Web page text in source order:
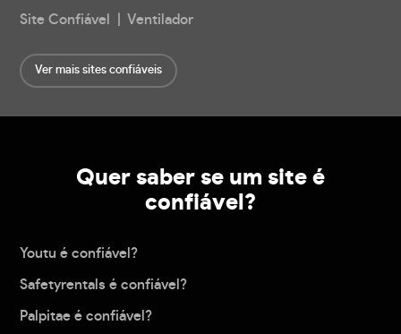
Site Confiável | Ventilador
Ver mais sites confiáveis
Quer saber se um site é
confiável?
Youtu é confiável?
Safetyrentals é confiável?
Palpitae é confiável?